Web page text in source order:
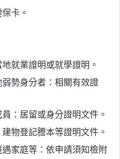
卡。
就業證明或就學證明。
勢身分者：相關有效證
：居留或身分證明文件。
物登記謄本等證明文件。
家庭等：依申請須知檢附